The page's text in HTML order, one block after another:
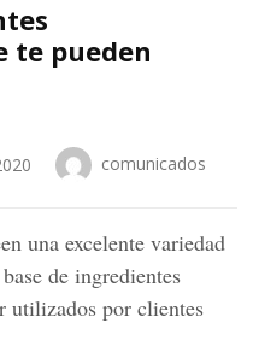
te pueden
comunicados
una excelente variedad
de ingredientes
utilizados por clientes